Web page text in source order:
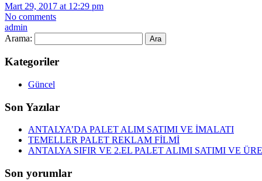
Mart 29, 2017 at 12:29 pm
No comments
admin
Arama:
Kategoriler
Güncel
Son Yazılar
ANTALYA’DA PALET ALIM SATIMI VE İMALATI
TEMELLER PALET REKLAM FİLMİ
ANTALYA SIFIR VE 2.EL PALET ALIMI SATIMI VE
Son yorumlar